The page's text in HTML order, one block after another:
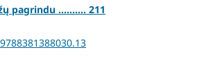
pagrindu .......... 211